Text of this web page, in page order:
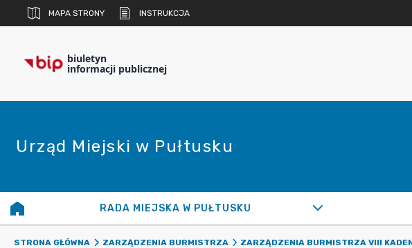
MAPA STRONY INSTRUKCJA
biuletyn
informacji publicznej
Urząd Miejski w Pułtusku
RADA MIEJSKA W PUŁTUSKU
STRONA GŁÓWNA ZARZĄDZENIA BURMISTRZA ZARZĄDZENIA BURMISTRZA VIII